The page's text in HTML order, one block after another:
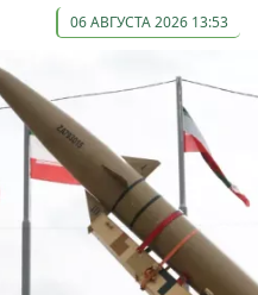
06 АВГУСТА 2026 13:53